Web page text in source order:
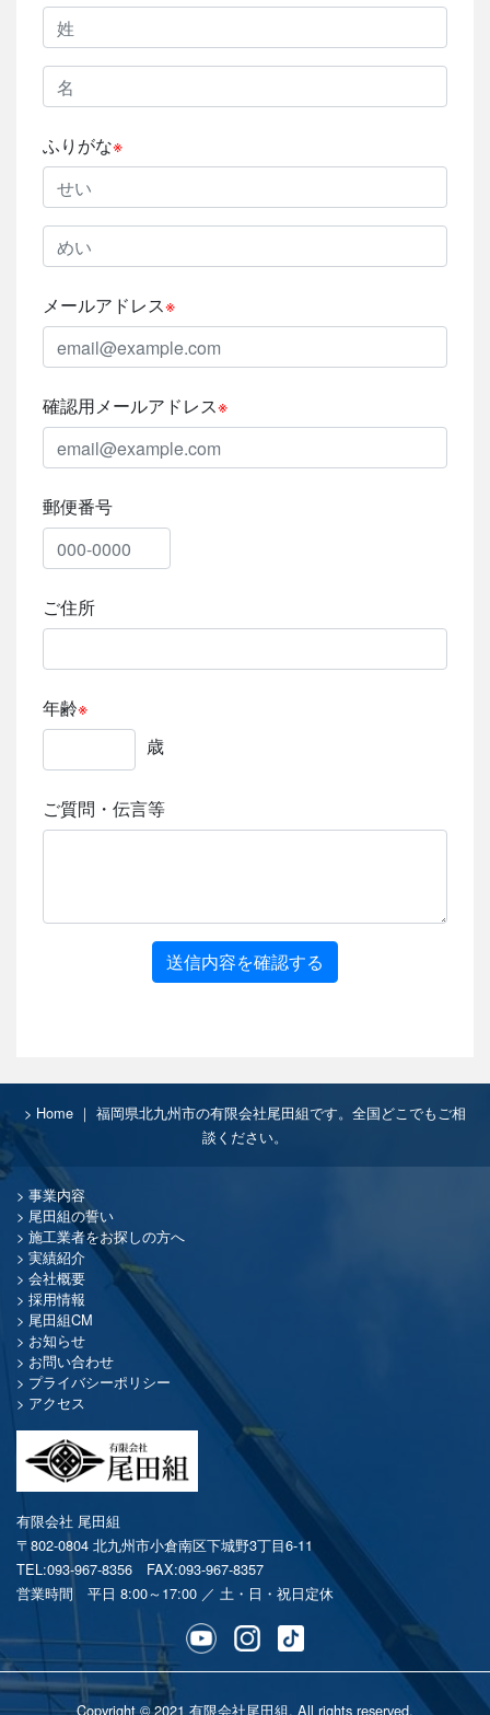
ふりがな※
メールアドレス※
確認用メールアドレス※
郵便番号
ご住所
年齢※
歳
ご質問・伝言等
送信内容を確認する
Home ｜ 福岡県北九州市の有限会社尾田組です。全国どこでもご相
談ください。
事業内容
尾田組の誓い
施工業者をお探しの方へ
実績紹介
会社概要
採用情報
尾田組CM
お知らせ
お問い合わせ
プライバシーポリシー
アクセス
有限会社 尾田組
〒802-0804 北九州市小倉南区下城野3丁目6-11
TEL:093-967-8356 FAX:093-967-8357
営業時間 平日 8:00～17:00 ／ 土・日・祝日定休
Copyright © 2021 有限会社尾田組. All rights reserved.